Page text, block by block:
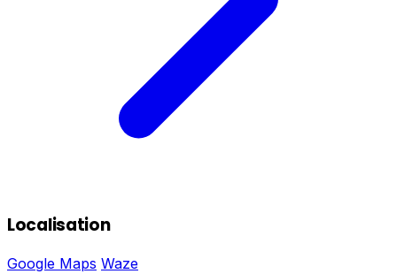
Localisation
Google Maps Waze